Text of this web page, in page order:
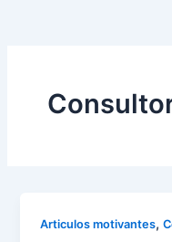
Articulos motivantes,